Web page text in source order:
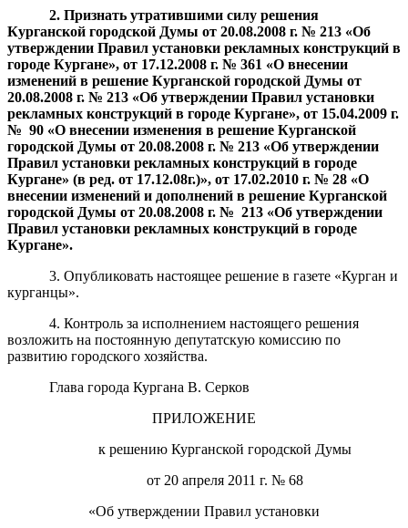
2.Признать утратившими силу решения
Курганской городской Думы от 20.08.2008 г. № 213 «Об
утверждении Правил установки рекламных конструкций в
городе Кургане», от 17.12.2008 г. № 361 «О внесении
изменений в решение Курганской городской Думы от
20.08.2008 г. № 213 «Об утверждении Правил установки
рекламных конструкций в городе Кургане», от 15.04.2009 г.
№ 90 «О внесении изменения в решение Курганской
городской Думы от 20.08.2008 г. № 213 «Об утверждении
Правил установки рекламных конструкций в городе
Кургане» (в ред. от 17.12.08г.)», от 17.02.2010 г. № 28 «О
внесении изменений и дополнений в решение Курганской
городской Думы от 20.08.2008 г. № 213 «Об утверждении
Правил установки рекламных конструкций в городе
Кургане».
3. Опубликовать настоящее решение в газете «Курган и
курганцы».
4. Контроль за исполнением настоящего решения
возложить на постоянную депутатскую комиссию по
развитию городского хозяйства.
Глава города Кургана В. Серков
ПРИЛОЖЕНИЕ
к решению Курганской городской Думы
от 20 апреля 2011 г. № 68
«Об утверждении Правил установки